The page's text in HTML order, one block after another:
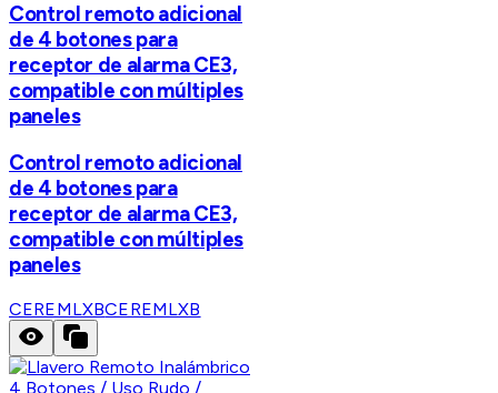
Control remoto adicional
de 4 botones para
receptor de alarma CE3,
compatible con múltiples
paneles
Control remoto adicional
de 4 botones para
receptor de alarma CE3,
compatible con múltiples
paneles
CEREMLXBCEREMLXB